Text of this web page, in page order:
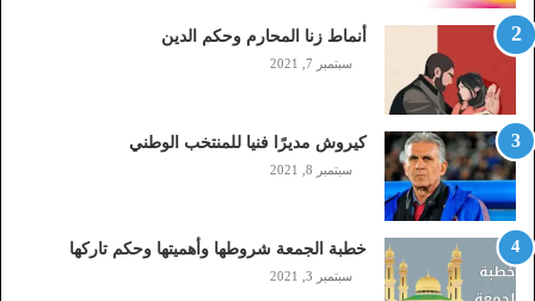
(
s
,
م
و
ب
ا
ي
ل
ي
أنماط زنا المحارم وحكم الدين
سبتمبر 7, 2021
كيروش مديرًا فنيا للمنتخب الوطني
سبتمبر 8, 2021
خطبة الجمعة شروطها وأهميتها وحكم تاركها
سبتمبر 3, 2021